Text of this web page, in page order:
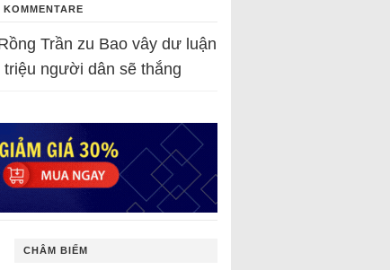
KOMMENTARE
Trần zu Bao vây dư luận
triệu người dân sẽ thắng
CHÂM BIẾM